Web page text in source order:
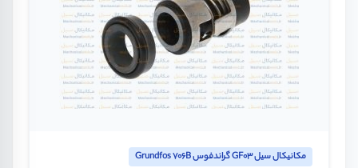
مکانیکال سیل GF03 گراندفوس Grundfos 706B